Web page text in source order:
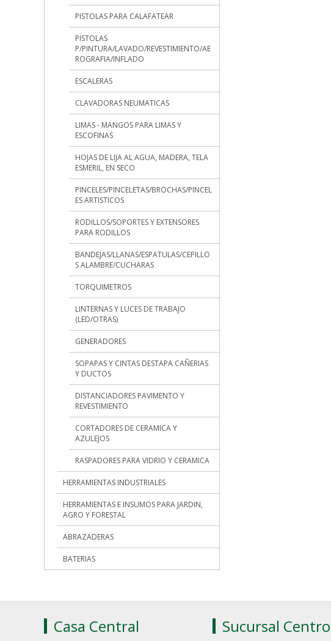
PISTOLAS PARA CALAFATEAR
PISTOLAS
P/PINTURA/LAVADO/REVESTIMIENTO/AE
ROGRAFIA/INFLADO
ESCALERAS
CLAVADORAS NEUMATICAS
LIMAS - MANGOS PARA LIMAS Y
ESCOFINAS
HOJAS DE LIJA AL AGUA, MADERA, TELA
ESMERIL, EN SECO
PINCELES/PINCELETAS/BROCHAS/PINCEL
ES ARTISTICOS
RODILLOS/SOPORTES Y EXTENSORES
PARA RODILLOS
BANDEJAS/LLANAS/ESPATULAS/CEPILLO
S ALAMBRE/CUCHARAS
TORQUIMETROS
LINTERNAS Y LUCES DE TRABAJO
(LED/OTRAS)
GENERADORES
SOPAPAS Y CINTAS DESTAPA CAÑERIAS
Y DUCTOS
DISTANCIADORES PAVIMENTO Y
REVESTIMIENTO
CORTADORES DE CERAMICA Y
AZULEJOS
RASPADORES PARA VIDRIO Y CERAMICA
HERRAMIENTAS INDUSTRIALES
HERRAMIENTAS E INSUMOS PARA JARDIN,
AGRO Y FORESTAL
ABRAZADERAS
BATERIAS
Casa Central Sucursal Centro